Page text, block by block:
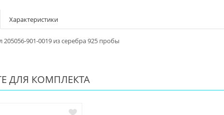
Характеристики
205056-901-0019 из серебра 925 пробы
ДЛЯ КОМПЛЕКТА